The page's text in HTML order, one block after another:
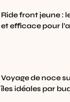
Ride front jeune :
et efficace pour
Voyage de noce
îles idéales par